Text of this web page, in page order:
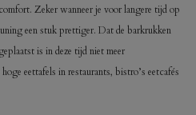
Zeker wanneer je voor langere tijd op
een stuk prettiger. Dat de barkrukken
is in deze tijd niet meer
eettafels in restaurants, bistro’s eetcafés